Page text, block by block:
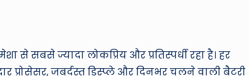
n
से सबसे ज्यादा लोकप्रिय और प्रतिस्पर्धी रहा है। हर
प्रोसेसर, जबर्दस्त डिस्प्ले और दिनभर चलने वाली बैटरी